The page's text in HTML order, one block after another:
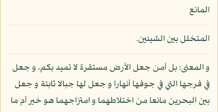
المانع
المتخلل بين الشيئين.
و المعنى: بل أمن جعل الأرض مستقرة لا تميد بكم، و جعل
في فرجها التي في جوفها أنهارا و جعل لها جبالا ثابتة و جعل
بين البحرين مانعا من اختلاطهما و امتزاجهما هو خير أم ما